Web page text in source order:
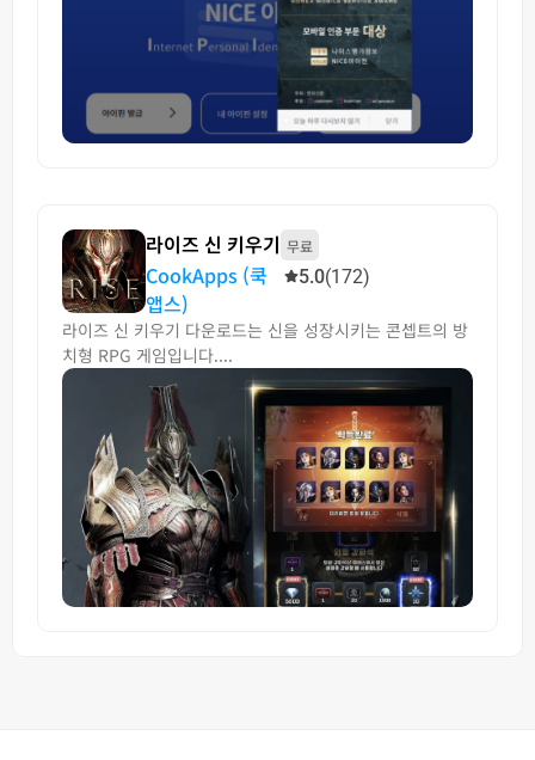
라이즈 신 키우기 무료
CookApps (쿡
앱스)
5.0(172)
라이즈 신 키우기 다운로드는 신을 성장시키는 콘셉트의 방
치형 RPG 게임입니다....